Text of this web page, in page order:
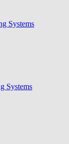
Systems
Systems